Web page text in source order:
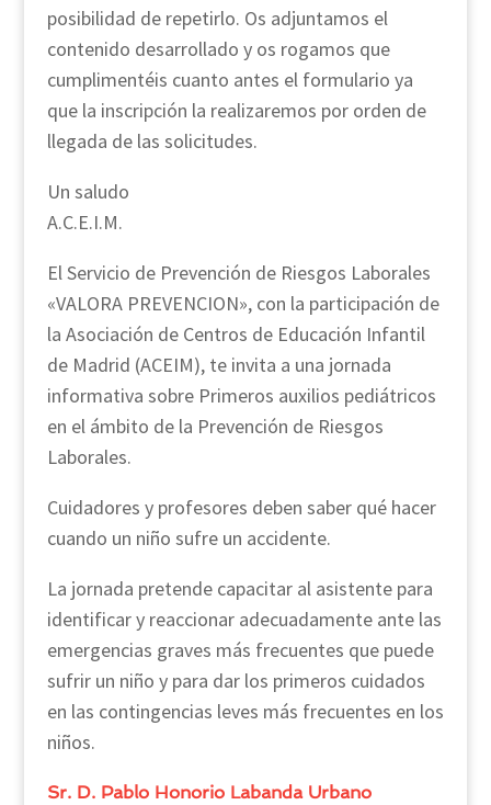
posibilidad de repetirlo. Os adjuntamos el
contenido desarrollado y os rogamos que
cumplimentéis cuanto antes el formulario ya
que la inscripción la realizaremos por orden de
llegada de las solicitudes.
Un saludo
A.C.E.I.M.
El Servicio de Prevención de Riesgos Laborales
«VALORA PREVENCION», con la participación de
la Asociación de Centros de Educación Infantil
de Madrid (ACEIM), te invita a una jornada
informativa sobre Primeros auxilios pediátricos
en el ámbito de la Prevención de Riesgos
Laborales.
Cuidadores y profesores deben saber qué hacer
cuando un niño sufre un accidente.
La jornada pretende capacitar al asistente para
identificar y reaccionar adecuadamente ante las
emergencias graves más frecuentes que puede
sufrir un niño y para dar los primeros cuidados
en las contingencias leves más frecuentes en los
niños.
Sr. D. Pablo Honorio Labanda Urbano